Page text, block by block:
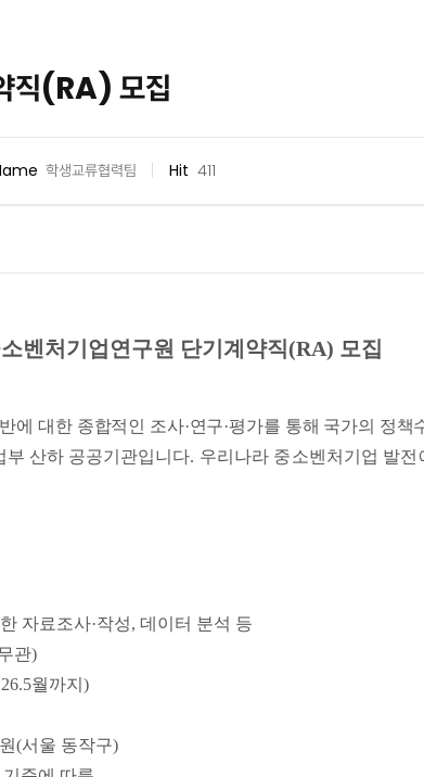
직(RA) 모집
학생교류협력팀 Hit 411
벤처기업연구원 단기계약직(RA) 모집
에 대한 종합적인 조사·연구·평가를 통해 국가의 정책
부 산하 공공기관입니다. 우리나라 중소벤처기업 발
자료조사·작성, 데이터 분석 등
관)
월까지 )
(서울 동작구)